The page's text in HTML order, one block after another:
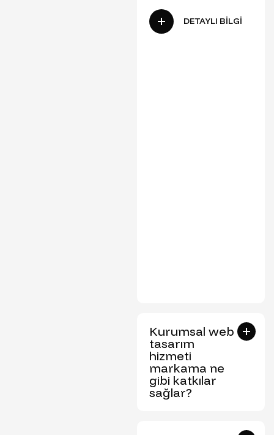
DETAYLI BILGI
Kurumsal web
tasarım
hizmeti
markama ne
gibi katkılar
sağlar?